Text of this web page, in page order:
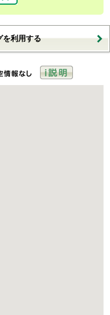
を利用する